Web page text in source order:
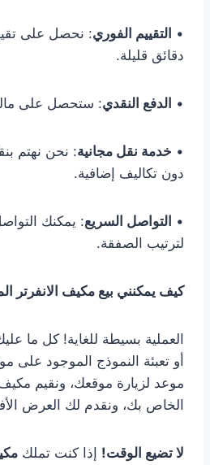
• التقييم الفوري: نحصل على
دقائق قليلة.
• الدفع النقدي: ستحصل على
• خدمة نقل مجانية: نحن نهتم
دون تكاليف إضافية.
• التواصل السريع: يمكنك
لترتيب الصفقة.
كيف يمكنني بيع مكيف الانفرتر
العملية بسيطة للغاية! كل ما
أو تعبئة النموذج الموجود على
موعد لزيارة موقعك، ونقيم
الخاص بك، ونقدم لك العرض
لا تضيع الوقت! إذا كنت تملك